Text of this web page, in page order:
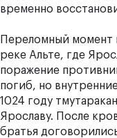
временно
Переломный момент
реке Альте, где
поражение
погиб, но
1024 году
Ярославу. После
братья